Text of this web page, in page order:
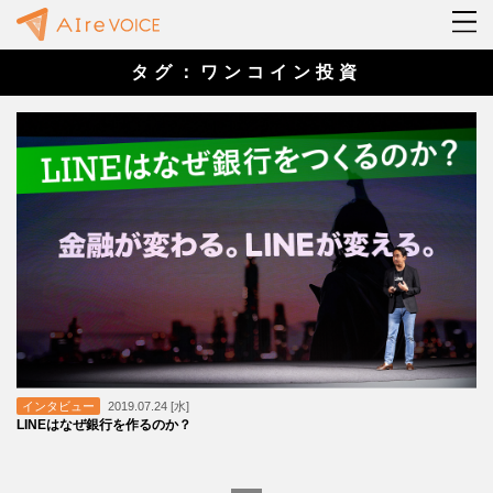
タグ：ワンコイン投資
インタビュー 2019.07.24 [水]
LINEはなぜ銀行を作るのか？